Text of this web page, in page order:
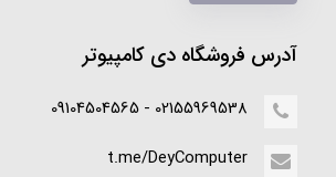
آدرس فروشگاه دی کامپیوتر
02155969538 - 09104504565
t.me/DeyComputer